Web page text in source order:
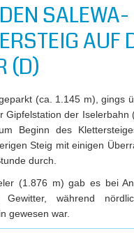
SALEWA-
AUF
(D)
(ca. 1.145 m), gings
Gipfelstation der Iselerbahn
Beginn des
Steig mit einigen
durch.
(1.876 m) gab es bei
während
gewesen war.